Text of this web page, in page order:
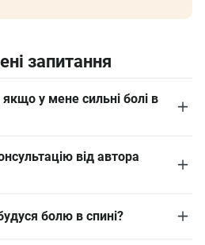
запитання
у мене сильні болі в
від автора
болю в спині?